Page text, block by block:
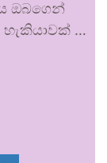
ඔබගෙන්
…